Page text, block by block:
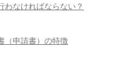
わなければならない？
（申請書）の特徴